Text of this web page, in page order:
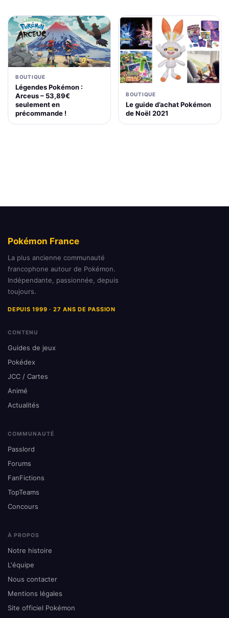
BOUTIQUE
Légendes Pokémon :
Arceus – 53,89€
seulement en
précommande !
BOUTIQUE
Le guide d’achat Pokémon
de Noël 2021
Pokémon France
La plus ancienne communauté
francophone autour de Pokémon.
Indépendante, passionnée, depuis
toujours.
DEPUIS 1999 · 27 ANS DE PASSION
CONTENU
Guides de jeux
Pokédex
JCC / Cartes
Animé
Actualités
COMMUNAUTÉ
Passlord
Forums
FanFictions
TopTeams
Concours
À PROPOS
Notre histoire
L'équipe
Nous contacter
Mentions légales
Site officiel Pokémon